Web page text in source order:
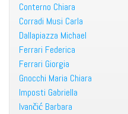
Conterno Chiara
Corradi Musi Carla
Dallapiazza Michael
Ferrari Federica
Ferrari Giorgia
Gnocchi Maria Chiara
Imposti Gabriella
Ivančić Barbara